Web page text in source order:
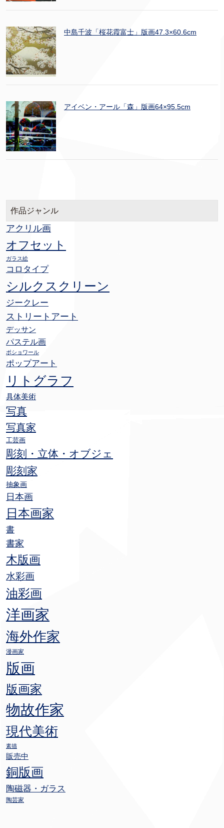
中島千波「桜花霞富士」版画47.3×60.6cm
アイベン・アール「森」版画64×95.5cm
作品ジャンル
アクリル画
オフセット
ガラス絵
コロタイプ
シルクスクリーン
ジークレー
ストリートアート
デッサン
パステル画
ポショワール
ポップアート
リトグラフ
具体美術
写真
写真家
工芸画
彫刻・立体・オブジェ
彫刻家
抽象画
日本画
日本画家
書
書家
木版画
水彩画
油彩画
洋画家
海外作家
漫画家
版画
版画家
物故作家
現代美術
素描
販売中
銅版画
陶磁器・ガラス
陶芸家